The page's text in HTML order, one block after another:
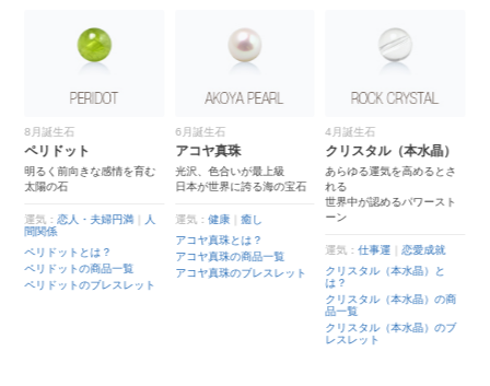
8月誕生石
ペリドット
明るく前向きな感情を育む
太陽の石
運気：恋人・夫婦円満
人
間関係
ペリドットとは？
ペリドットの商品一覧
ペリドットのブレスレット
6月誕生石
アコヤ真珠
光沢、色合いが最上級
日本が世界に誇る海の宝石
運気：健康 ｜癒し
アコヤ真珠とは？
アコヤ真珠の商品一覧
アコヤ真珠のブレスレット
4月誕生石
クリスタル（本水晶）
あらゆる運気を高めるとさ
れる
世界中が認めるパワースト
ーン
運気：仕事運 ｜恋愛成就
クリスタル（本水晶）と
は？
クリスタル（本水晶）の商
品一覧
クリスタル（本水晶）のブ
レスレット